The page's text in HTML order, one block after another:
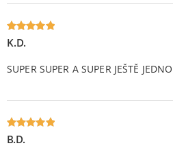
Oceniony
K.D.
SUPER SUPER A SUPER JEŠTĚ
Oceniony
B.D.